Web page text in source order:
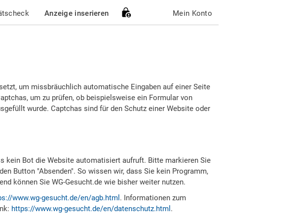
Anzeige inserieren Mein Konto
um missbräuchlich automatische Eingaben auf einer Seite
um zu prüfen, ob beispielsweise ein Formular von
wurde. Captchas sind für den Schutz einer Website oder
kein Bot die Website automatisiert aufruft. Bitte markieren Sie
Button "Absenden". So wissen wir, dass Sie kein Programm,
können Sie WG-Gesucht.de wie bisher weiter nutzen.
www.wg-gesucht.de/en/agb.html . Informationen zum
https://www.wg-gesucht.de/en/datenschutz.html .